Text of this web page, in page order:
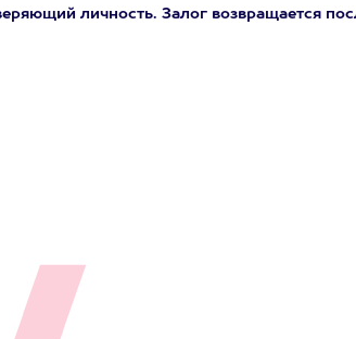
личность. Залог возвращается